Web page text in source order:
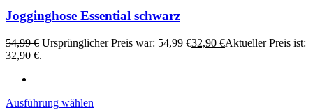
Jogginghose Essential schwarz
54,99€ Ursprünglicher Preis war: 54,99 €32,90 €Aktueller Preis ist:
32,90 €.
Ausführung wählen